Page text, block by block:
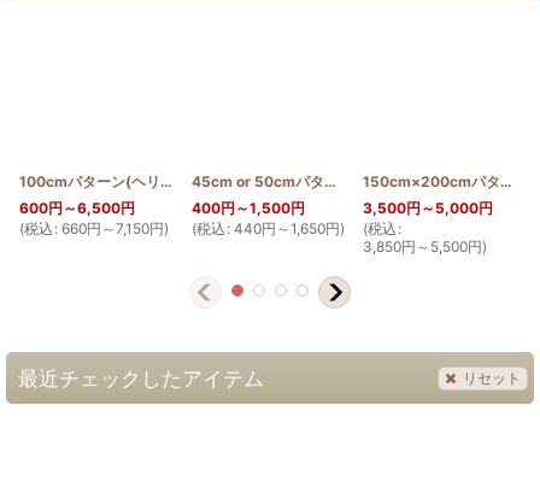
100cmパターン(ヘリコニアとバードオブパラダイス) [PATTERN_T110_HEL
600円 ～6,500円
(税込 : 660円 ～7,150円)
45cm or 50cmパターン(バードオブパラダイス)
400円 ～1,500円
(税込 : 440円 ～1,650円)
150cm×200cmパターン(ホンコンオーキッドとバードオブパラダイス)
3,500円 ～5,000円
(税込 :
3,850円 ～5,500円)
最近チェックしたアイテム リセット